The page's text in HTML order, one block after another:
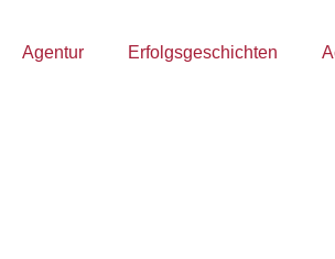
Agentur Erfolgsgeschichten